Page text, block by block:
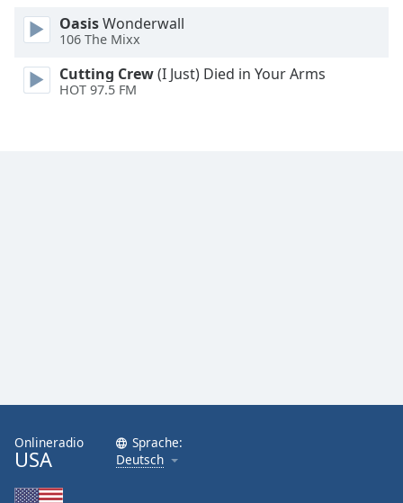
Style
Font
Family
OasisWonderwall
106 The Mixx
Cutting Crew(I Just) Died in Your Arms
HOT 97.5 FM
Onlineradio
USA
Sprache:
Deutsch